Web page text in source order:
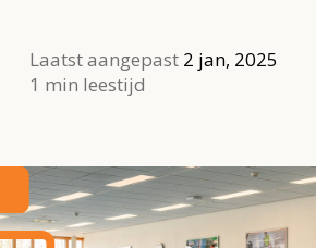
Laatst aangepast 2 jan, 2025
1 min leestijd